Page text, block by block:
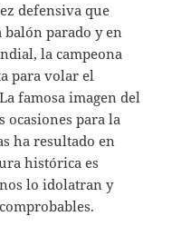
defensiva que
parado y en
la campeona
para volar el
famosa imagen del
ocasiones para la
ha resultado en
histórica es
lo idolatran y